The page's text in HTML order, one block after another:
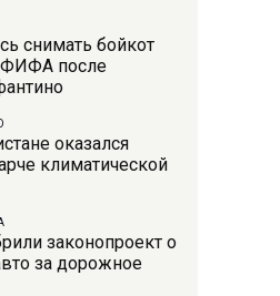
снимать бойкот
ФИФА после
оказался
климатической
законопроект о
за дорожное